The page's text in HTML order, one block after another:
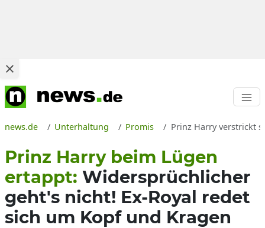
news.de Unterhaltung Promis Prinz Harry verstrickt
Prinz Harry beim Lügen
ertappt: Widersprüchlicher
geht's nicht! Ex-Royal redet
sich um Kopf und Kragen